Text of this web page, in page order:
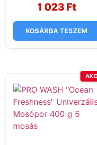
1
669 Ft.
1 023 Ft
1
023 Ft.
KOSÁRBA TESZEM